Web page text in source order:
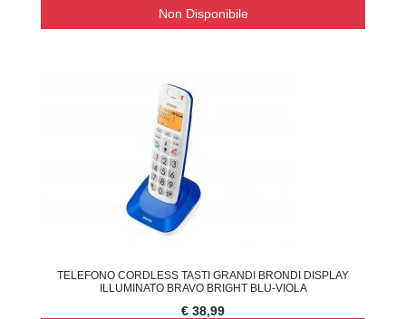
Non Disponibile
TELEFONO CORDLESS TASTI GRANDI BRONDI DISPLAY
ILLUMINATO BRAVO BRIGHT BLU-VIOLA
€ 38,99